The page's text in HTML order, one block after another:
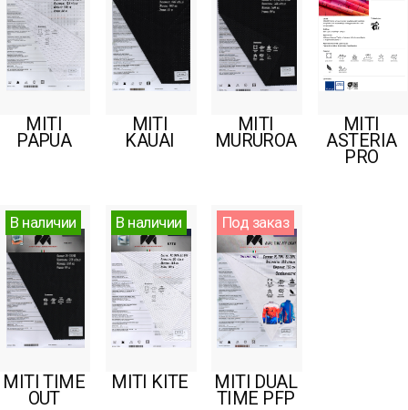
MITI
PAPUA
MITI
KAUAI
MITI
MURUROA
MITI
ASTERIA
PRO
В наличии
MITI TIME
OUT
В наличии
MITI KITE
Под заказ
MITI DUAL
TIME PFP